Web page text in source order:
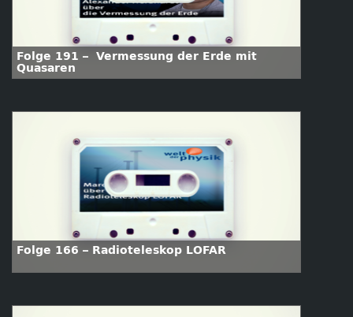
Folge 191 – Vermessung der Erde mit
Quasaren
Folge 166 – Radioteleskop LOFAR